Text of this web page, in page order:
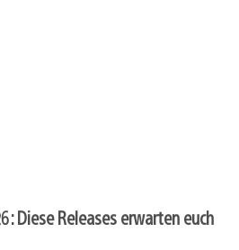
Diese Releases erwarten euch